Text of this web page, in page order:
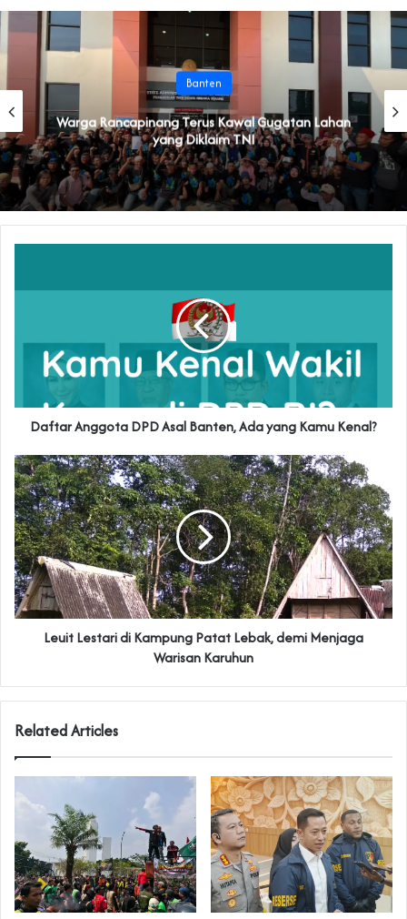
Banten
‎Warga Rancapinang Terus Kawal Gugatan Lahan
yang Diklaim TNI‎‎
Daftar Anggota DPD Asal Banten, Ada yang Kamu Kenal?
Leuit Lestari di Kampung Patat Lebak, demi Menjaga
Warisan Karuhun
Related Articles